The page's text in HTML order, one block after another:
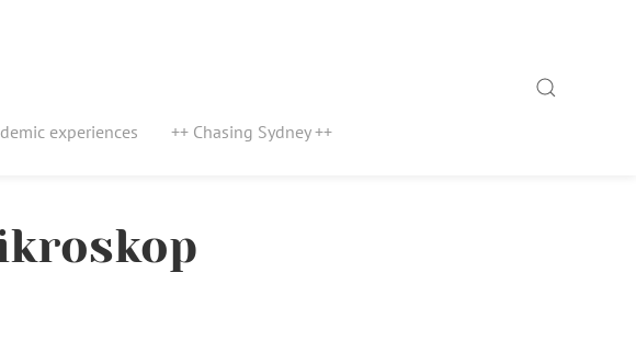
experiences ++ Chasing Sydney ++
Search